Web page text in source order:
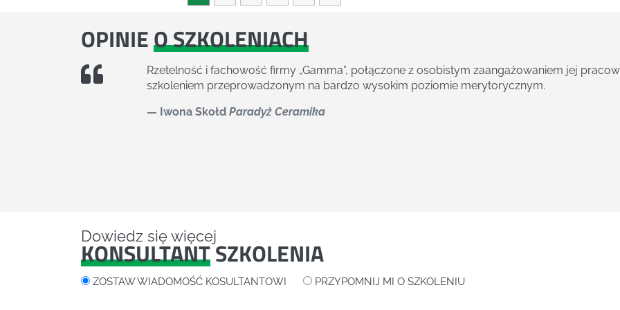
OPINIEO SZKOLENIACH
Cenię sobie dobrą komunikację i obsługę klienta za strony firmy Gamma. Pracownicy firmy
przebiegiem projektu szkoleniowego, zgłaszają ewentualne zagrożenia i rekomendują
Katarzyna FusiarzSenior HR Specialist w Smurfit Kappa
Dowiedz się więcej
KONSULTANTSZKOLENIA
ZOSTAW WIADOMOŚĆ KOSULTANTOWI PRZYPOMNIJ MI O SZKOLENIU